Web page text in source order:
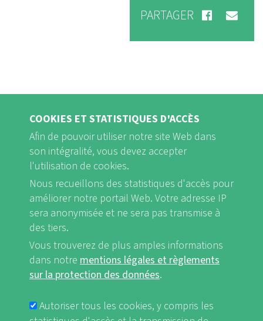
PARTAGER
FB Youtube Instagram
FUSSBEREICHSMENÜ
Mentions légales et Règlements sur la protection des données
COOKIES ET STATISTIQUES D'ACCÈS
Afin de pouvoir utiliser notre site Web dans
son intégralité, vous devez accepter
l'utilisation de cookies.
Nous recueillons des statistiques d'accès pour
améliorer notre portail Web. Votre adresse IP
sera anonymisée et ne sera pas transmise à
des tiers.
Vous trouverez de plus amples informations
dans notre mentions légales et règlements
sur la protection des données.
Autoriser tous les cookies, y compris les